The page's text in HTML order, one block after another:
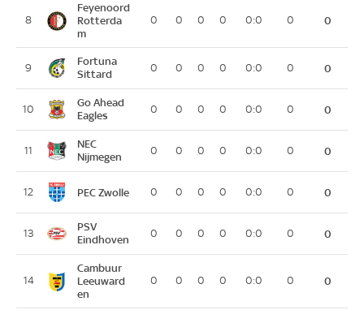
8
Feyenoord
Rotterda
m
0 0 0 0 0:0 0 0
9
Fortuna
Sittard
0 0 0 0 0:0 0 0
10
Go Ahead
Eagles
0 0 0 0 0:0 0 0
11
NEC
Nijmegen
0 0 0 0 0:0 0 0
12 PEC Zwolle 0 0 0 0 0:0 0 0
13
PSV
Eindhoven
0 0 0 0 0:0 0 0
14
Cambuur
Leeuward
en
0 0 0 0 0:0 0 0